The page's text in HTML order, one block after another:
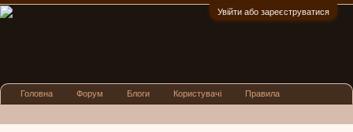
Увійти або зареєструватися
Головна Форум Блоги Користувачі Правила